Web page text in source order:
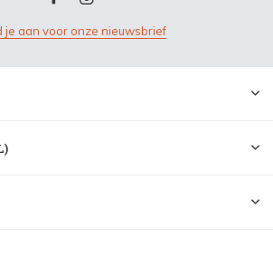
je aan voor onze nieuwsbrief